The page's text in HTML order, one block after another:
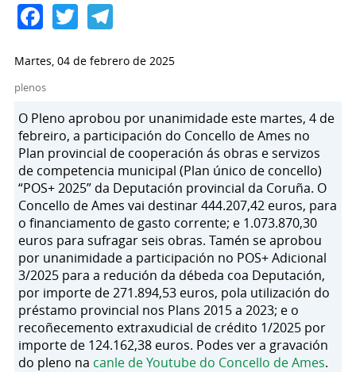
Facebook
TwitterTelegram
Martes, 04 de febrero de 2025
plenos
O Pleno aprobou por unanimidade este martes, 4 de
febreiro, a participación do Concello de Ames no
Plan provincial de cooperación ás obras e servizos
de competencia municipal (Plan único de concello)
“POS+ 2025” da Deputación provincial da Coruña. O
Concello de Ames vai destinar 444.207,42 euros, para
o financiamento de gasto corrente; e 1.073.870,30
euros para sufragar seis obras. Tamén se aprobou
por unanimidade a participación no POS+ Adicional
3/2025 para a redución da débeda coa Deputación,
por importe de 271.894,53 euros, pola utilización do
préstamo provincial nos Plans 2015 a 2023; e o
recoñecemento extraxudicial de crédito 1/2025 por
importe de 124.162,38 euros. Podes ver a gravación
do pleno na canle de Youtube do Concello de Ames.